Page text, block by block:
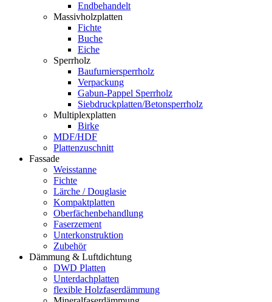
Endbehandelt
Massivholzplatten
Fichte
Buche
Eiche
Sperrholz
Baufurniersperrholz
Verpackung
Gabun-Pappel Sperrholz
Siebdruckplatten/Betonsperrholz
Multiplexplatten
Birke
MDF/HDF
Plattenzuschnitt
Fassade
Weisstanne
Fichte
Lärche / Douglasie
Kompaktplatten
Oberfächenbehandlung
Faserzement
Unterkonstruktion
Zubehör
Dämmung & Luftdichtung
DWD Platten
Unterdachplatten
flexible Holzfaserdämmung